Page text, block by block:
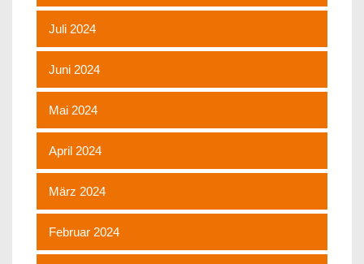
Juli 2024
Juni 2024
Mai 2024
April 2024
März 2024
Februar 2024